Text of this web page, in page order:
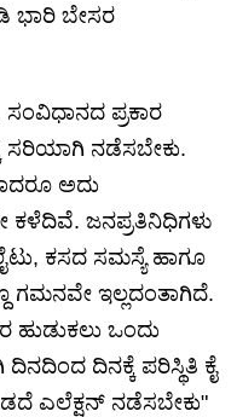
ಭಾರಿ ಬೇಸರ
ಪ್ರಕಾರ
ಸರಿಯಾಗಿ ನಡೆಸಬೇಕು.
ಅದು
ಕಳೆದಿವೆ. ಜನಪ್ರತಿನಿಧಿಗಳು
ಕಸದ ಸಮಸ್ಯೆ ಹಾಗೂ
ಗಮನವೇ ಇಲ್ಲದಂತಾಗಿದೆ.
ಒಂದು
ದಿನಕ್ಕೆ ಪರಿಸ್ಥಿತಿ ಕೈ
ಎಲೆಕ್ಷನ್ ನಡೆಸಬೇಕು"